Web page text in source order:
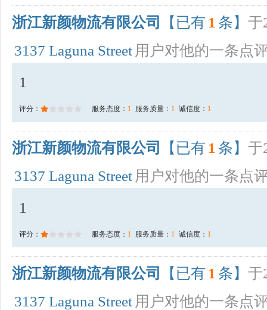
浙江新颜物流有限公司 【已有 1 条】 于
3137 Laguna Street 用户对他的一条点
1
评分： 服务态度： 1 服务质量： 1 诚信度： 1
浙江新颜物流有限公司 【已有 1 条】 于
3137 Laguna Street 用户对他的一条点
1
评分： 服务态度： 1 服务质量： 1 诚信度： 1
浙江新颜物流有限公司 【已有 1 条】 于
3137 Laguna Street 用户对他的一条点